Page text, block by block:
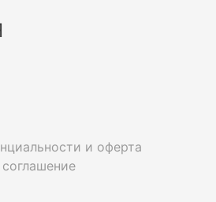
и оферта